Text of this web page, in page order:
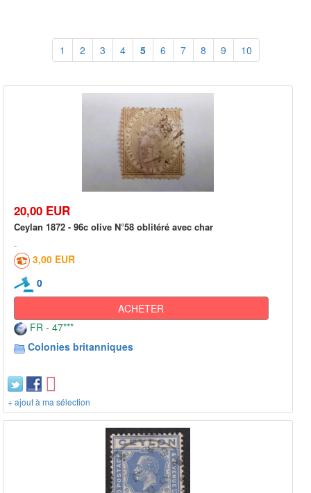
1 2 3 4 5 6 7 8 9 10
20,00 EUR
Ceylan 1872 - 96c olive N°58 oblitéré avec char
3,00 EUR
0
ACHETER
FR - 47***
Colonies britanniques
+ ajout à ma sélection